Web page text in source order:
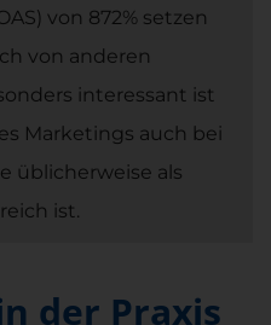
von 872% setzen
von anderen
interessant ist
Marketings auch bei
üblicherweise als
ist.
der Praxis